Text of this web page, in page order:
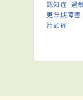
認知症 過
更年期障害
片頭痛